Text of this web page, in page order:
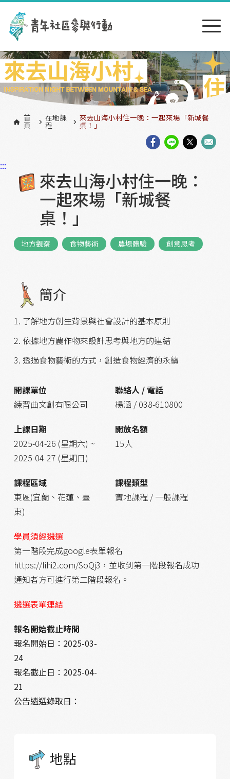
跳到主要內容區塊
首
頁
在地課
程
來去山海小村住一晚：一起來場「新城餐
桌！」
:::
來去山海小村住一晚：
一起來場「新城餐
桌！」
地方觀察 食物藝術 農場體驗 創意思考
簡介
1. 了解地方創生背景與社會設計的基本原則
2. 依據地方農作物來設計思考與地方的連結
3. 透過食物藝術的方式，創造食物經濟的永續
開課單位
練習曲文創有限公司
聯絡人 / 電話
楊涵 / 038-610800
上課日期
2025-04-26 (星期六) ~
2025-04-27 (星期日)
開放名額
15人
課程區域
東區(宜蘭、花蓮、臺
東)
課程類型
實地課程 / 一般課程
學員須經遴選
第一階段完成google表單報名
https://lihi2.com/SoQj3，並收到第一階段報名成功
通知者方可進行第二階段報名。
遴選表單連結
報名開始截止時間
報名開始日： 2025-03-
24
報名截止日： 2025-04-
21
公告遴選錄取日：
地點